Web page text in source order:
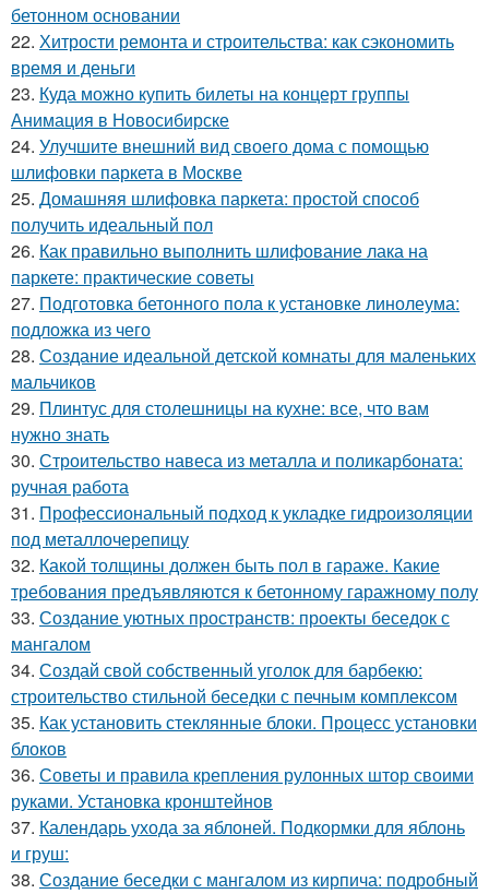
бетонном основании
22. Хитрости ремонта и строительства: как сэкономить
время и деньги
23. Куда можно купить билеты на концерт группы
Анимация в Новосибирске
24. Улучшите внешний вид своего дома с помощью
шлифовки паркета в Москве
25. Домашняя шлифовка паркета: простой способ
получить идеальный пол
26. Как правильно выполнить шлифование лака на
паркете: практические советы
27. Подготовка бетонного пола к установке линолеума:
подложка из чего
28. Создание идеальной детской комнаты для маленьких
мальчиков
29. Плинтус для столешницы на кухне: все, что вам
нужно знать
30. Строительство навеса из металла и поликарбоната:
ручная работа
31. Профессиональный подход к укладке гидроизоляции
под металлочерепицу
32. Какой толщины должен быть пол в гараже. Какие
требования предъявляются к бетонному гаражному полу
33. Создание уютных пространств: проекты беседок с
мангалом
34. Создай свой собственный уголок для барбекю:
строительство стильной беседки с печным комплексом
35. Как установить стеклянные блоки. Процесс установки
блоков
36. Советы и правила крепления рулонных штор своими
руками. Установка кронштейнов
37. Календарь ухода за яблоней. Подкормки для яблонь
и груш:
38. Создание беседки с мангалом из кирпича: подробный